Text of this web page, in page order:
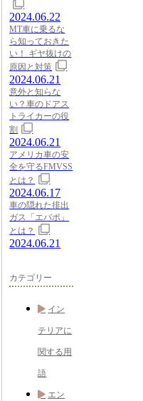
2024.06.22
MT車に乗るな
ら知っておきた
い！ ギヤ抜けの
原因と対策
2024.06.21
意外と知らな
い？車のドアス
トライカーの役
割
2024.06.21
アメリカ車の安
全を守るFMVSS
とは？
2024.06.17
車の隠れた排出
ガス「エバポ」
とは？
2024.06.21
カテゴリー
イン
テリアに
関する用
語
エン